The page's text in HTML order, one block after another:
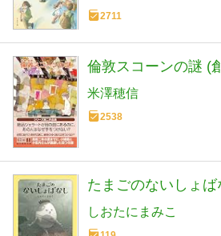
2711
倫敦スコーンの謎 (
米澤穂信
2538
たまごのないしょば
しおたにまみこ